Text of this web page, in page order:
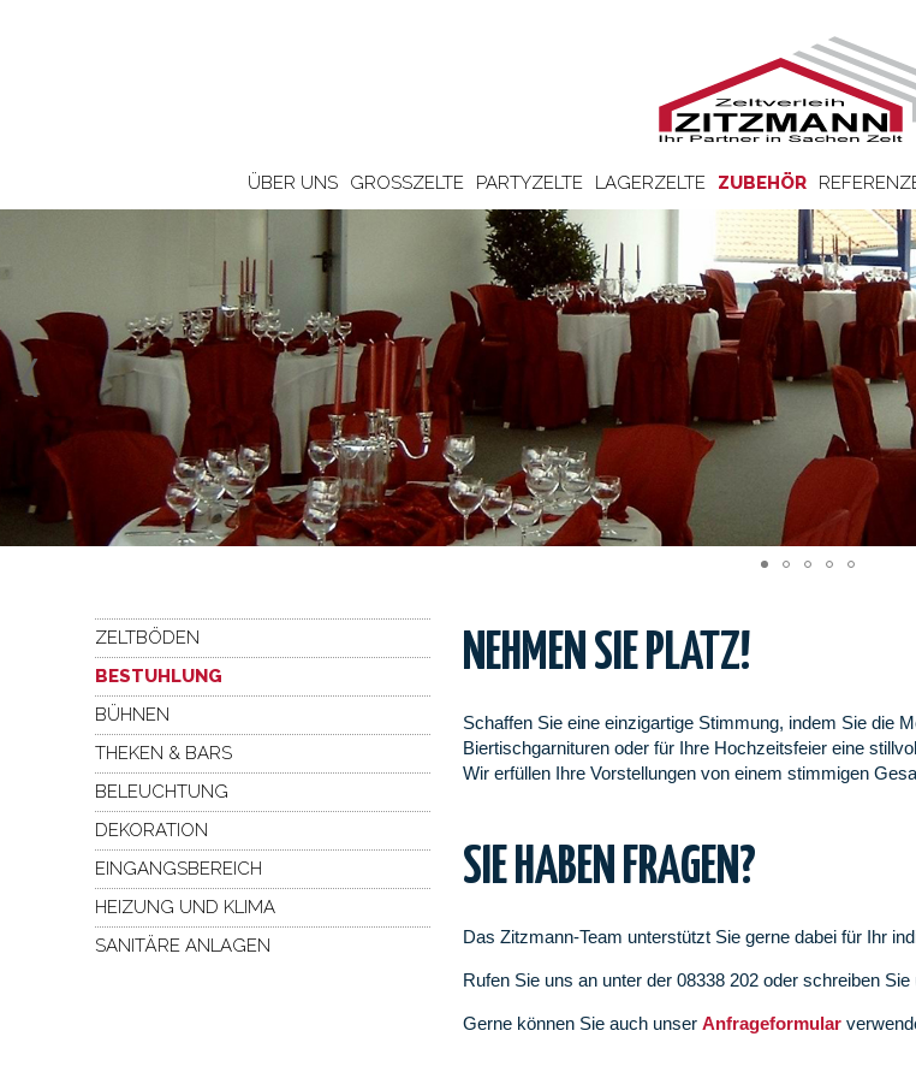
ÜBER UNS GROSSZELTE PARTYZELTE LAGERZELTE ZUBEHÖR
ZELTBÖDEN
BESTUHLUNG
BÜHNEN
THEKEN & BARS
BELEUCHTUNG
DEKORATION
EINGANGSBEREICH
HEIZUNG UND KLIMA
SANITÄRE ANLAGEN
NEHMEN SIE PLATZ!
Schaffen Sie eine einzigartige Stimmung, indem Sie die
Biertischgarnituren oder für Ihre Hochzeitsfeier eine
Wir erfüllen Ihre Vorstellungen von einem stimmigen
SIE HABEN FRAGEN?
Das Zitzmann-Team unterstützt Sie gerne dabei für Ihr
Rufen Sie uns an unter der 08338 202 oder schreiben
Gerne können Sie auch unser Anfrageformular